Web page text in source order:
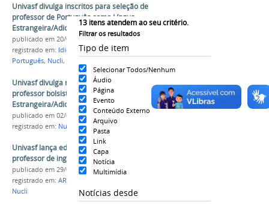
13 itens atendem ao seu critério.
Filtrar os resultados
Tipo de item
Selecionar Todos/Nenhum
Áudio
Página
Evento
Conteúdo Externo
Arquivo
Pasta
Link
Capa
Notícia
Multimídia
Notícias desde
Univasf divulga inscritos para seleção de
professor de Português como Língua
Estrangeira/Adicional
publicado em 20/03/2018
registrado em: Idiomas sem Fronteiras
Português, Nucli,
Univasf divulga resultado final da seleção para
professor bolsista de Português como Língua
Estrangeira/Adicional
publicado em 02/04/2018
registrado em: Nucli IsF, Seleção
Univasf lança edital de processo seletivo para
professor de inglês
publicado em 29/08/2023
registrado em: ARI
Nucli